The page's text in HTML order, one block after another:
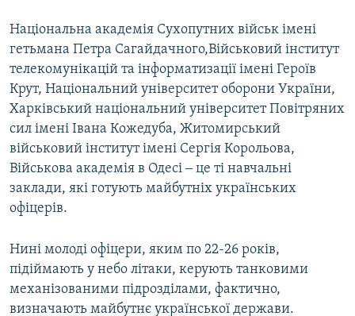
Національна академія Сухопутних військ імені
гетьмана Петра Сагайдачного,Військовий інститут
телекомунікацій та інформатизації імені Героїв
Крут, Національний університет оборони України,
Харківський національний університет Повітряних
сил імені Івана Кожедуба, Житомирський
військовий інститут імені Сергія Корольова,
Військова академія в Одесі ‒ це ті навчальні
заклади, які готують майбутніх українських
офіцерів.
Нині молоді офіцери, яким по 22-26 років,
підіймають у небо літаки, керують танковими
механізованими підрозділами, фактично,
визначають майбутнє української держави.